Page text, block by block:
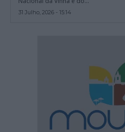
31 Julho, 2026 - 15:14